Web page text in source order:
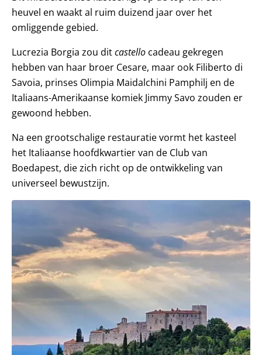
heuvel en waakt al ruim duizend jaar over het
omliggende gebied.
Lucrezia Borgia zou ditcastello cadeau gekregen
hebben van haar broer Cesare, maar ook Filiberto di
Savoia, prinses Olimpia Maidalchini Pamphilj en de
Italiaans-Amerikaanse komiek Jimmy Savo zouden er
gewoond hebben.
Na een grootschalige restauratie vormt het kasteel
het Italiaanse hoofdkwartier van de Club van
Boedapest, die zich richt op de ontwikkeling van
universeel bewustzijn.